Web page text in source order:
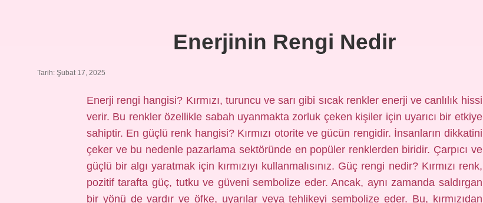
Enerjinin Rengi Nedir
Tarih: Şubat 17, 2025
Enerji rengi hangisi? Kırmızı, turuncu ve sarı gibi sıcak renkler enerji ve canlılık hissi
verir. Bu renkler özellikle sabah uyanmakta zorluk çeken kişiler için uyarıcı bir etkiye
sahiptir. En güçlü renk hangisi? Kırmızı otorite ve gücün rengidir. İnsanların dikkatini
çeker ve bu nedenle pazarlama sektöründe en popüler renklerden biridir. Çarpıcı ve
güçlü bir algı yaratmak için kırmızıyı kullanmalısınız. Güç rengi nedir? Kırmızı renk,
pozitif tarafta güç, tutku ve güveni sembolize eder. Ancak, aynı zamanda saldırgan
bir yönü de vardır ve öfke, uyarılar veya tehlikeyi sembolize eder. Bu, kırmızıdan